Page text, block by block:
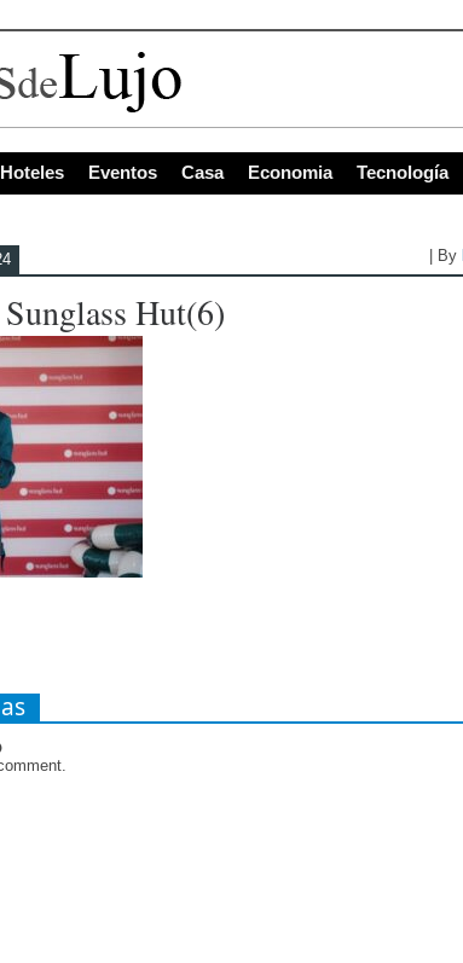
los de
Eventos Casa Economia Tecnología
| By
Hut(6)